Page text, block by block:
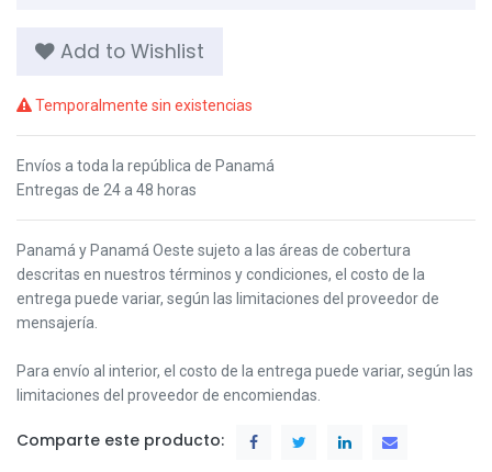
Add to Wishlist
Temporalmente sin existencias
Envíos a toda la república de Panamá
Entregas de 24 a 48 horas
Panamá y Panamá Oeste sujeto a las áreas de cobertura
descritas en nuestros términos y condiciones, el costo de la
entrega puede variar, según las limitaciones del proveedor de
mensajería.
Para envío al interior, el costo de la entrega puede variar, según las
limitaciones del proveedor de encomiendas.
Comparte este producto: